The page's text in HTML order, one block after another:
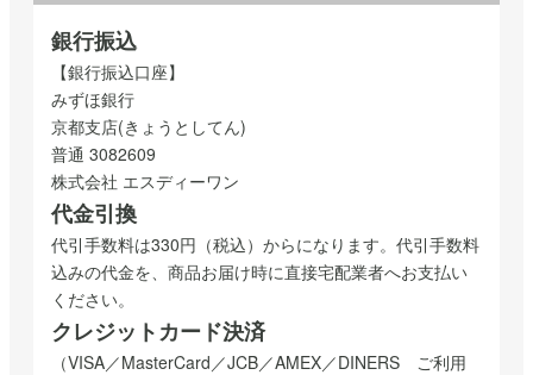
銀行振込
【銀行振込口座】
みずほ銀行
京都支店(きょうとしてん)
普通 3082609
株式会社 エスディーワン
代金引換
代引手数料は330円（税込）からになります。代引手数料
込みの代金を、商品お届け時に直接宅配業者へお支払い
ください。
クレジットカード決済
（VISA／MasterCard／JCB／AMEX／DINERS ご利用